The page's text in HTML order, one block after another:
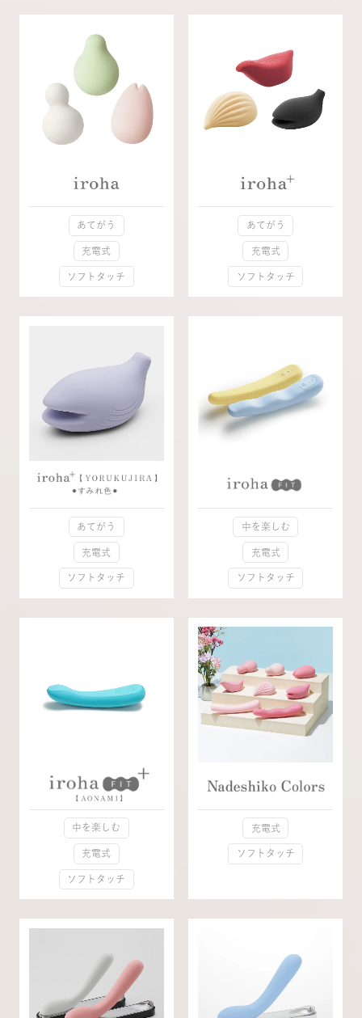
あてがう
充電式
ソフトタッチ
あてがう
充電式
ソフトタッチ
あてがう
充電式
ソフトタッチ
中を楽しむ
充電式
ソフトタッチ
中を楽しむ
充電式
ソフトタッチ
充電式
ソフトタッチ